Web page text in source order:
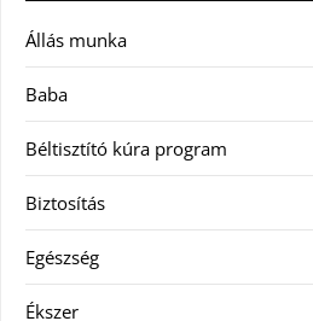
Állás munka
Baba
Béltisztító kúra program
Biztosítás
Egészség
Ékszer